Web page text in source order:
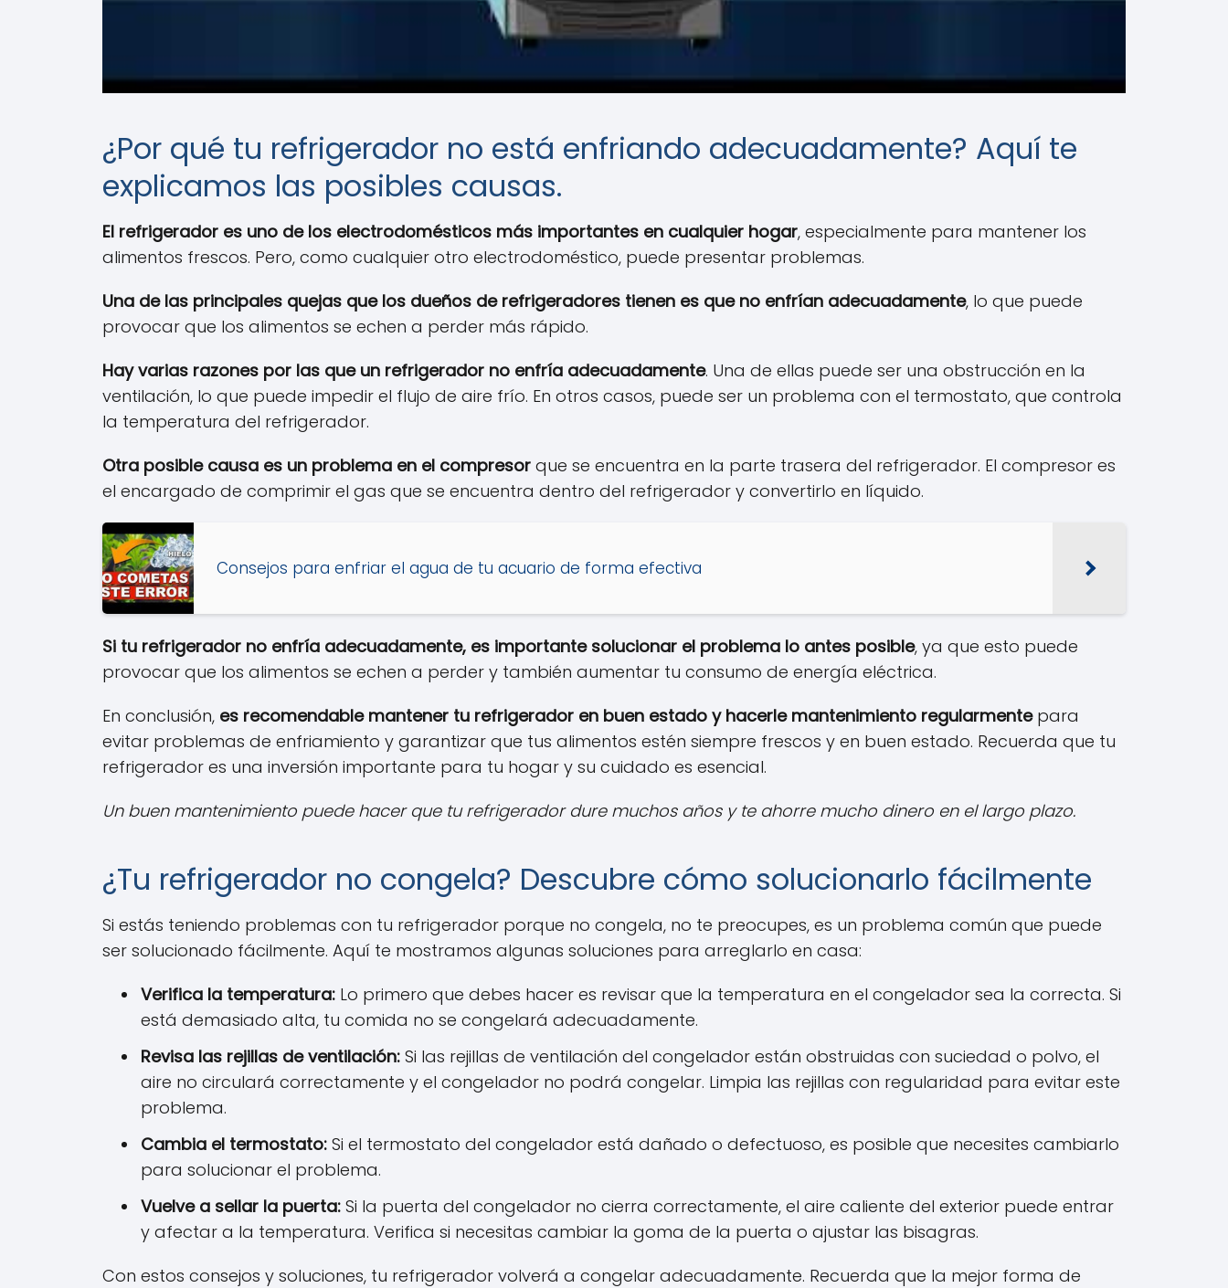
¿Por qué tu refrigerador no está enfriando adecuadamente? Aquí te
explicamos las posibles causas.
El refrigerador es uno de los electrodomésticos más importantes en cualquier hogar, especialmente para mantener los
alimentos frescos. Pero, como cualquier otro electrodoméstico, puede presentar problemas.
Una de las principales quejas que los dueños de refrigeradores tienen es que no enfrían adecuadamente, lo que puede
provocar que los alimentos se echen a perder más rápido.
Hay varias razones por las que un refrigerador no enfría adecuadamente. Una de ellas puede ser una obstrucción en la
ventilación, lo que puede impedir el flujo de aire frío. En otros casos, puede ser un problema con el termostato, que controla
la temperatura del refrigerador.
Otra posible causa es un problema en el compresor que se encuentra en la parte trasera del refrigerador. El compresor es
el encargado de comprimir el gas que se encuentra dentro del refrigerador y convertirlo en líquido.
Consejos para enfriar el agua de tu acuario de forma efectiva
Si tu refrigerador no enfría adecuadamente, es importante solucionar el problema lo antes posible, ya que esto puede
provocar que los alimentos se echen a perder y también aumentar tu consumo de energía eléctrica.
En conclusión, es recomendable mantener tu refrigerador en buen estado y hacerle mantenimiento regularmentepara
evitar problemas de enfriamiento y garantizar que tus alimentos estén siempre frescos y en buen estado. Recuerda que tu
refrigerador es una inversión importante para tu hogar y su cuidado es esencial.
Un buen mantenimiento puede hacer que tu refrigerador dure muchos años y te ahorre mucho dinero en el largo plazo.
¿Tu refrigerador no congela? Descubre cómo solucionarlo fácilmente
Si estás teniendo problemas con tu refrigerador porque no congela, no te preocupes, es un problema común que puede
ser solucionado fácilmente. Aquí te mostramos algunas soluciones para arreglarlo en casa:
Verifica la temperatura: Lo primero que debes hacer es revisar que la temperatura en el congelador sea la correcta. Si
está demasiado alta, tu comida no se congelará adecuadamente.
Revisa las rejillas de ventilación: Si las rejillas de ventilación del congelador están obstruidas con suciedad o polvo, el
aire no circulará correctamente y el congelador no podrá congelar. Limpia las rejillas con regularidad para evitar este
problema.
Cambia el termostato: Si el termostato del congelador está dañado o defectuoso, es posible que necesites cambiarlo
para solucionar el problema.
Vuelve a sellar la puerta: Si la puerta del congelador no cierra correctamente, el aire caliente del exterior puede entrar
y afectar a la temperatura. Verifica si necesitas cambiar la goma de la puerta o ajustar las bisagras.
Con estos consejos y soluciones, tu refrigerador volverá a congelar adecuadamente. Recuerda que la mejor forma de